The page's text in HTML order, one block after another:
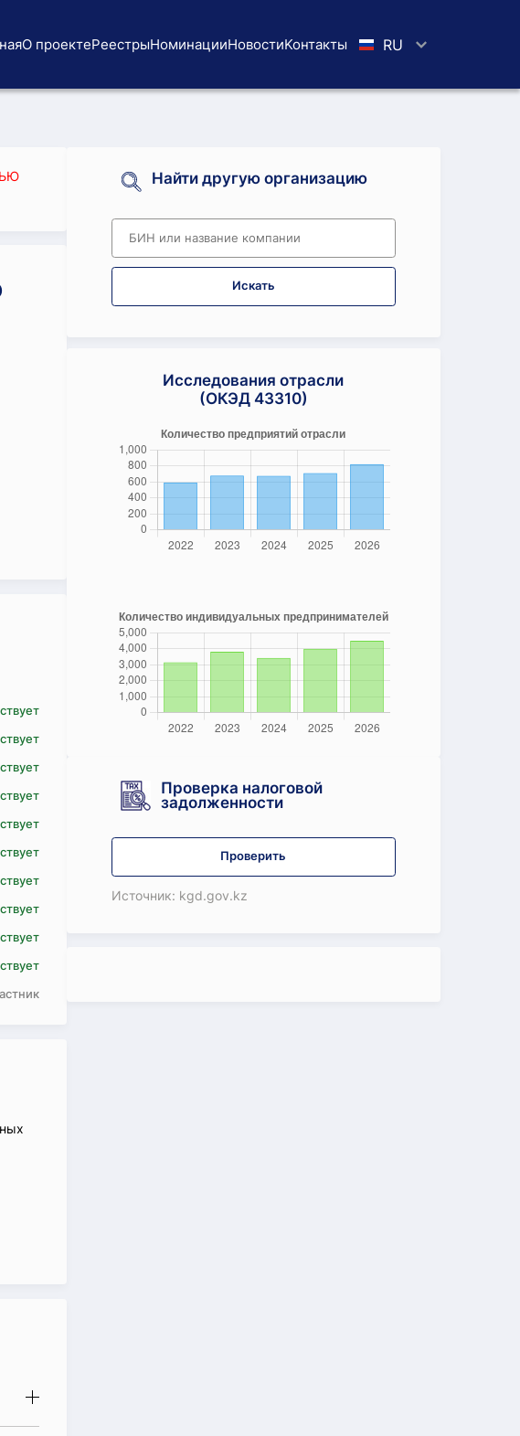
О проектеРеестрыНоминацииНовостиKoнтaкты RU
Найти другую организацию
Искать
Исследования отрасли
(ОКЭД 43310)
Проверка налоговой
задолженности
Проверить
Источник: kgd.gov.kz